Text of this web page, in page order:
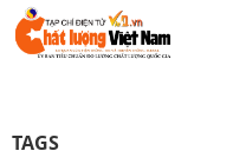
TAGS